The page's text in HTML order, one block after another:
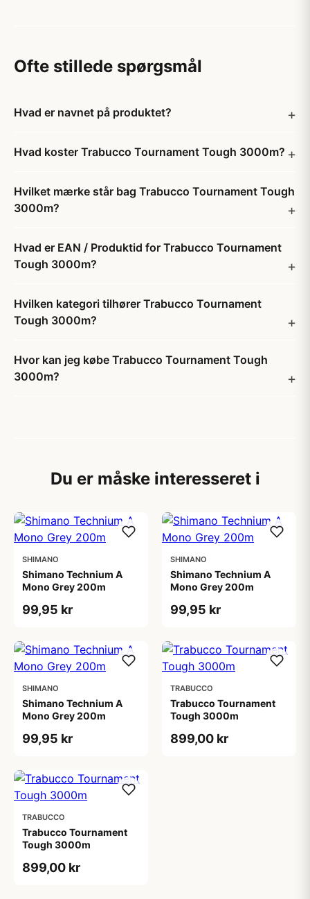
Ofte stillede spørgsmål
Hvad er navnet på produktet?
Hvad koster Trabucco Tournament Tough 3000m?
Hvilket mærke står bag Trabucco Tournament Tough
3000m?
Hvad er EAN / Produktid for Trabucco Tournament
Tough 3000m?
Hvilken kategori tilhører Trabucco Tournament
Tough 3000m?
Hvor kan jeg købe Trabucco Tournament Tough
3000m?
Du er måske interesseret i
SHIMANO
Shimano Technium A
Mono Grey 200m
99,95 kr
SHIMANO
Shimano Technium A
Mono Grey 200m
99,95 kr
SHIMANO
Shimano Technium A
Mono Grey 200m
99,95 kr
TRABUCCO
Trabucco Tournament
Tough 3000m
899,00 kr
TRABUCCO
Trabucco Tournament
Tough 3000m
899,00 kr